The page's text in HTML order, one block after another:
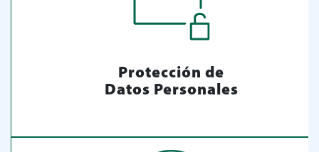
Protección de
Datos Personales